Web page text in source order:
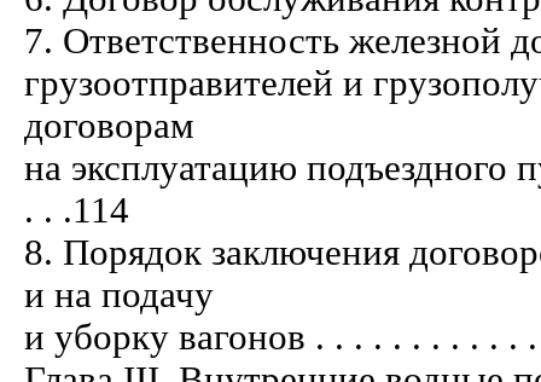
7. Ответственность железной
грузоотправителей и
договорам
на эксплуатацию подъездного
. . .114
8. Порядок заключения
и на подачу
и уборку вагонов . . . . . . . . . . .